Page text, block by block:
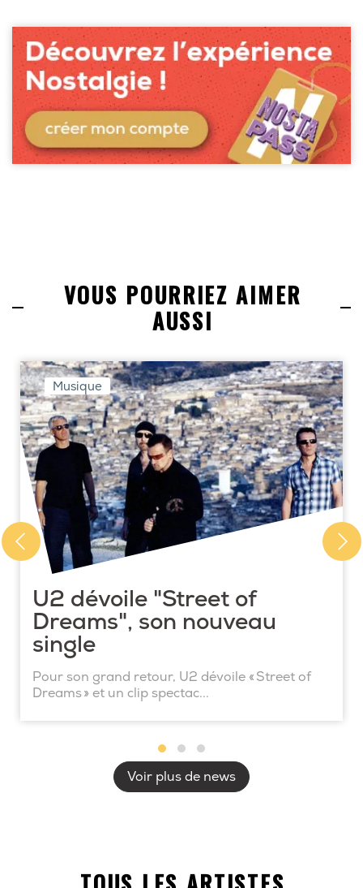
VOUS POURRIEZ AIMER
AUSSI
Musique
U2 dévoile "Street of
Dreams", son nouveau
single
Pour son grand retour, U2 dévoile « Street of
Dreams » et un clip spectac...
Voir plus de news